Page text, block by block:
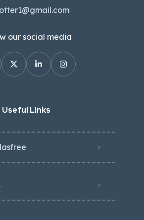
our social media
Useful Links